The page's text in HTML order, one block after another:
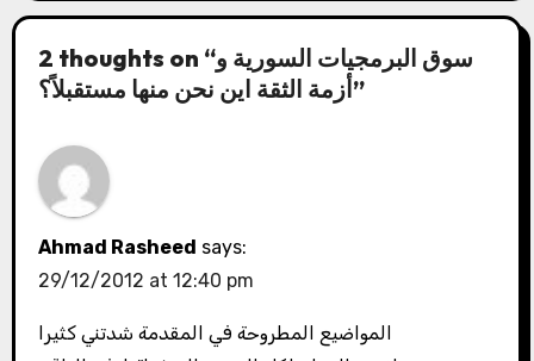
2 thoughts on “سوق البرمجيات السورية و
أزمة الثقة اين نحن منها مستقبلاً؟”
Ahmad Rasheed says:
29/12/2012 at 12:40 pm
المواضيع المطروحة في المقدمة شدتني كثيرا